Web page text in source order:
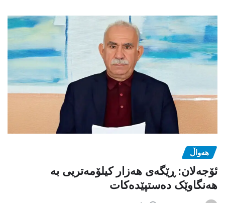
هەواڵ
ئۆجەلان: ڕێگەی هەزار کیلۆمەتریی بە
هەنگاوێک دەستپێدەکات